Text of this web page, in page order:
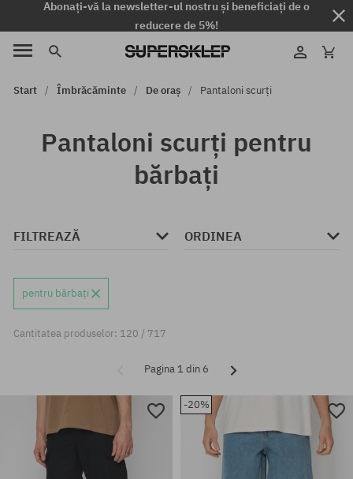
Abonați-vă la newsletter-ul nostru și beneficiați de o
reducere de 5%!
Start Îmbrăcăminte De oraș Pantaloni scurți
Pantaloni scurți pentru
bărbați
FILTREAZĂ ORDINEA
pentru bărbați
Cantitatea produselor: 120 / 717
Pagina 1 din 6
-20%